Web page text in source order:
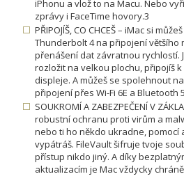
iPhonu a vlož to na Macu. Nebo
zprávy i FaceTime hovory.3
PŘIPOJÍŠ, CO CHCEŠ – iMac si
Thunderbolt 4 na připojení většího
přenášení dat závratnou rychlostí.
rozložit na velkou plochu, připojíš
displeje. A můžeš se spolehnout
připojení přes Wi-Fi 6E a Bluetooth
SOUKROMÍ A ZABEZPEČENÍ V
robustní ochranu proti virům a
nebo ti ho někdo ukradne, pomocí
vypátráš. FileVault šifruje tvoje
přístup nikdo jiný. A díky
aktualizacím je Mac vždycky